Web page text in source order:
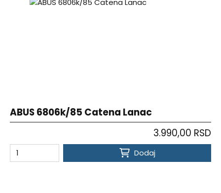
ABUS 6806k/85 Catena Lanac
3.990,00 RSD
Dodaj